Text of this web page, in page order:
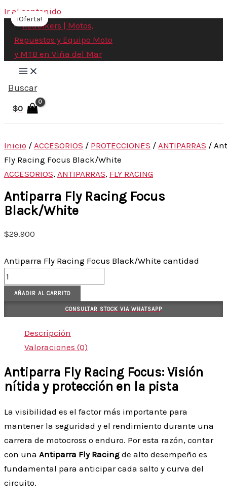
Ir al contenido
Buscar
$0
Inicio / ACCESORIOS / PROTECCIONES / ANTIPARRAS /
Fly Racing Focus Black/White
ACCESORIOS, ANTIPARRAS, FLY RACING
Antiparra Fly Racing Focus
Black/White
$29.900
Antiparra Fly Racing Focus Black/White cantidad
AÑADIR AL CARRITO
CONSULTAR STOCK VIA WHATSAPP
Descripción
Valoraciones (0)
Antiparra Fly Racing Focus: Visión
nítida y protección en la pista
La visibilidad es el factor más importante para
mantener la seguridad y el rendimiento durante una
carrera de motocross o enduro. Por esta razón, contar
con una Antiparra Fly Racing de alto desempeño es
fundamental para anticipar cada salto y curva del
circuito.
¡Oferta!
¡Oferta!